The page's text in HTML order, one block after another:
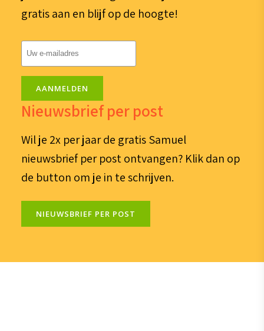
gratis aan en blijf op de hoogte!
E-
mailadres(Vereist)
AANMELDEN
Nieuwsbrief per post
Wil je 2x per jaar de gratis Samuel
nieuwsbrief per post ontvangen? Klik dan op
de button om je in te schrijven.
NIEUWSBRIEF PER POST